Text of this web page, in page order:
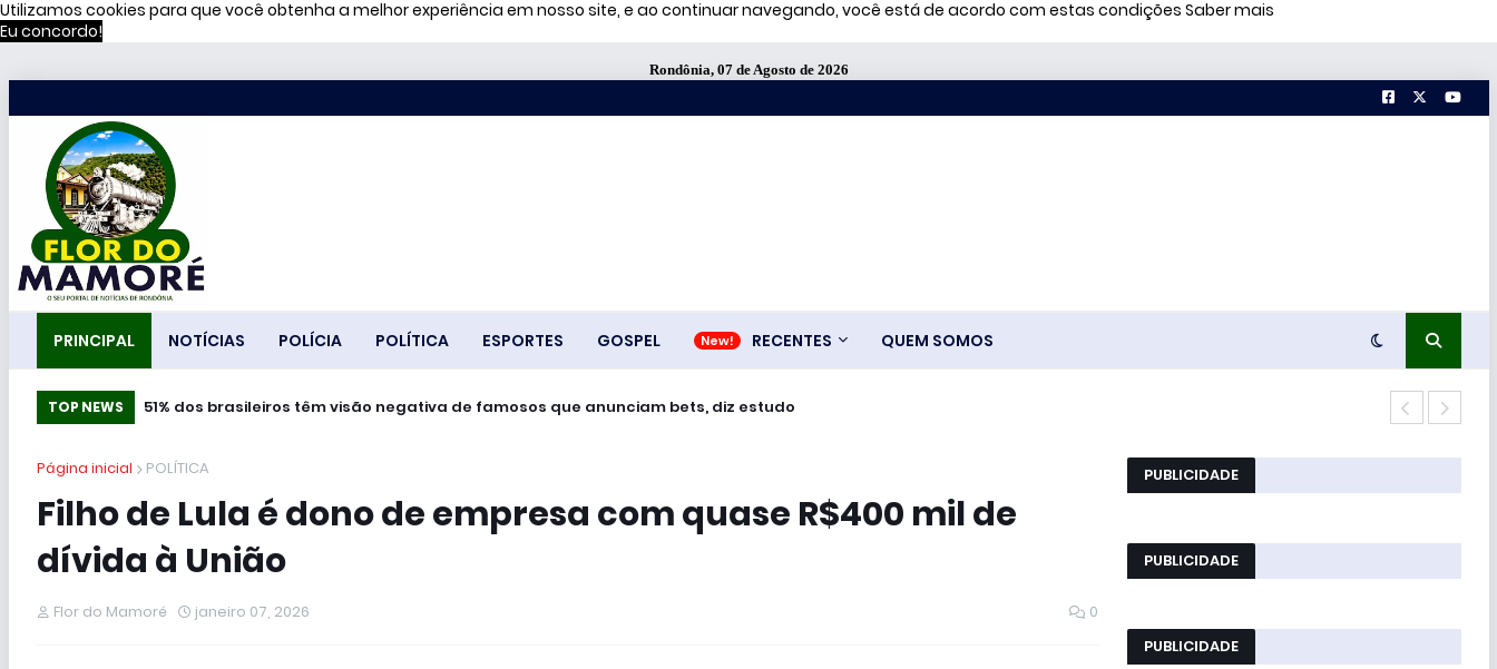
Utilizamos cookies para que você obtenha a melhor experiência em nosso site, e ao continuar navegando, você está de acordo com estas condições Saber mais
Eu concordo!
Rondônia, 07 de Agosto de 2026
PRINCIPAL NOTÍCIAS POLÍCIA POLÍTICA ESPORTES GOSPEL RECENTES QUEM SOMOS
TOP NEWS 51% dos brasileiros têm visão negativa de famosos que anunciam bets, diz estudo
Página inicial POLÍTICA
Filho de Lula é dono de empresa com quase R$400 mil de
dívida à União
Flor do Mamoré janeiro 07, 2026 0
PUBLICIDADE
PUBLICIDADE
PUBLICIDADE